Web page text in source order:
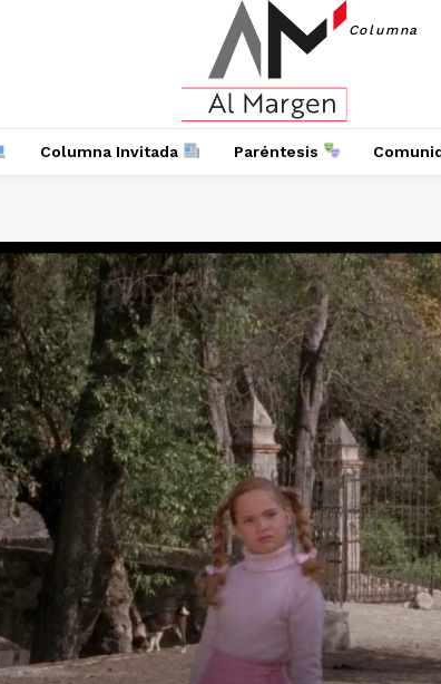
Columna
Columna Invitada Paréntesis